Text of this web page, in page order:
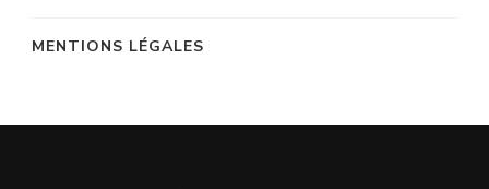
MENTIONS LÉGALES